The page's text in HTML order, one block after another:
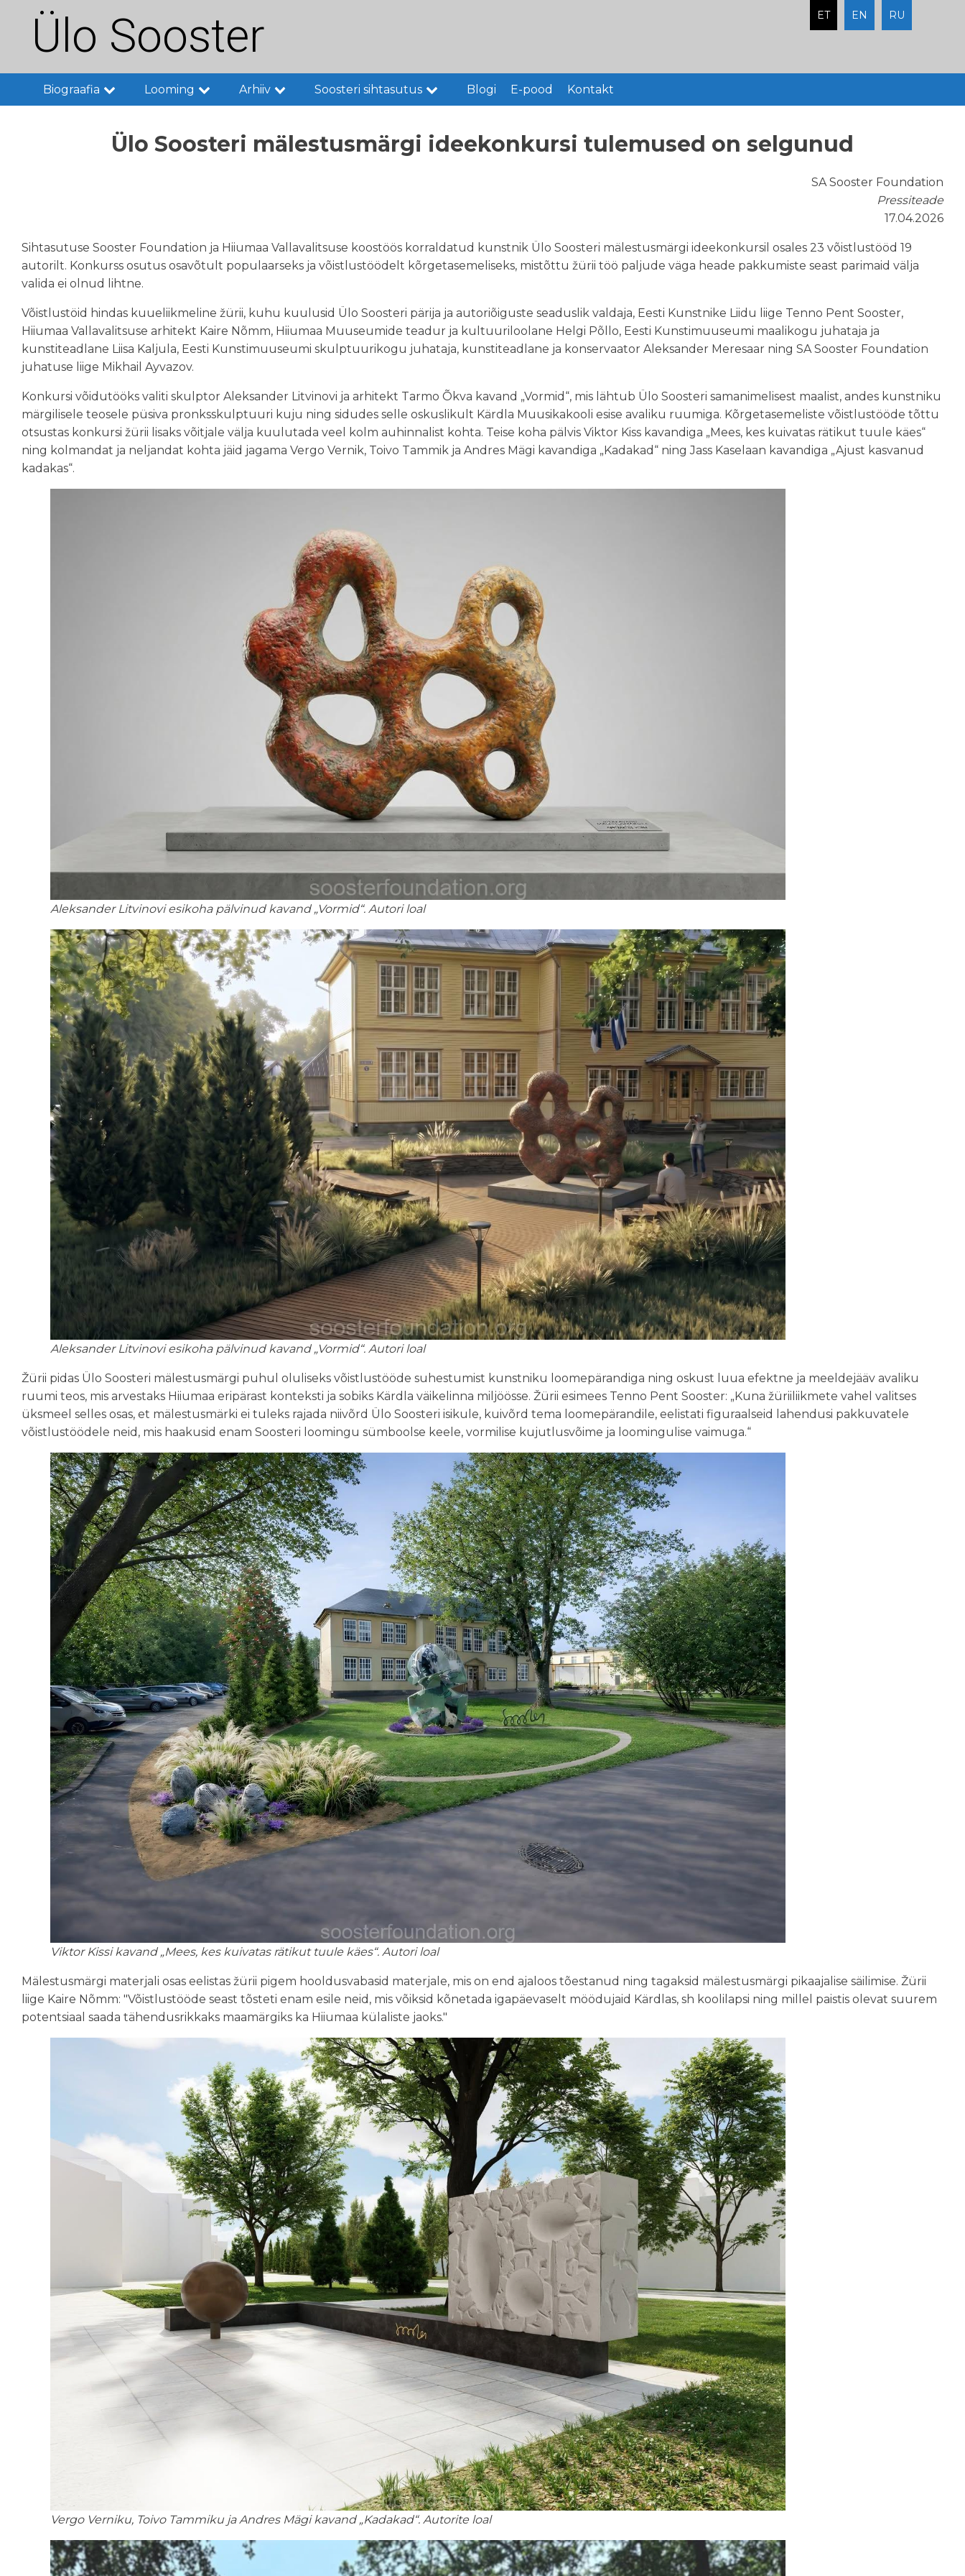
Ülo Sooster ET EN RU
Biograafia Looming Arhiiv Soosteri sihtasutus Blogi E-pood Kontakt
Ülo Soosteri mälestusmärgi ideekonkursi tulemused on selgunud
SA Sooster Foundation
Pressiteade
17.04.2026
Sihtasutuse Sooster Foundation ja Hiiumaa Vallavalitsuse koostöös korraldatud kunstnik Ülo Soosteri mälestusmärgi ideekonkursil osales 23 võistlustööd 19
autorilt. Konkurss osutus osavõtult populaarseks ja võistlustöödelt kõrgetasemeliseks, mistõttu žürii töö paljude väga heade pakkumiste seast parimaid välja
valida ei olnud lihtne.
Võistlustöid hindas kuueliikmeline žürii, kuhu kuulusid Ülo Soosteri pärija ja autoriõiguste seaduslik valdaja, Eesti Kunstnike Liidu liige Tenno Pent Sooster,
Hiiumaa Vallavalitsuse arhitekt Kaire Nõmm, Hiiumaa Muuseumide teadur ja kultuuriloolane Helgi Põllo, Eesti Kunstimuuseumi maalikogu juhataja ja
kunstiteadlane Liisa Kaljula, Eesti Kunstimuuseumi skulptuurikogu juhataja, kunstiteadlane ja konservaator Aleksander Meresaar ning SA Sooster Foundation
juhatuse liige Mikhail Ayvazov.
Konkursi võidutööks valiti skulptor Aleksander Litvinovi ja arhitekt Tarmo Õkva kavand „Vormid“, mis lähtub Ülo Soosteri samanimelisest maalist, andes kunstniku
märgilisele teosele püsiva pronksskulptuuri kuju ning sidudes selle oskuslikult Kärdla Muusikakooli esise avaliku ruumiga. Kõrgetasemeliste võistlustööde tõttu
otsustas konkursi žürii lisaks võitjale välja kuulutada veel kolm auhinnalist kohta. Teise koha pälvis Viktor Kiss kavandiga „Mees, kes kuivatas rätikut tuule käes“
ning kolmandat ja neljandat kohta jäid jagama Vergo Vernik, Toivo Tammik ja Andres Mägi kavandiga „Kadakad“ ning Jass Kaselaan kavandiga „Ajust kasvanud
kadakas“.
Aleksander Litvinovi esikoha pälvinud kavand „Vormid“. Autori loal
Aleksander Litvinovi esikoha pälvinud kavand „Vormid“. Autori loal
Žürii pidas Ülo Soosteri mälestusmärgi puhul oluliseks võistlustööde suhestumist kunstniku loomepärandiga ning oskust luua efektne ja meeldejääv avaliku
ruumi teos, mis arvestaks Hiiumaa eripärast konteksti ja sobiks Kärdla väikelinna miljöösse. Žürii esimees Tenno Pent Sooster: „Kuna žüriiliikmete vahel valitses
üksmeel selles osas, et mälestusmärki ei tuleks rajada niivõrd Ülo Soosteri isikule, kuivõrd tema loomepärandile, eelistati figuraalseid lahendusi pakkuvatele
võistlustöödele neid, mis haakusid enam Soosteri loomingu sümboolse keele, vormilise kujutlusvõime ja loomingulise vaimuga.“
Viktor Kissi kavand „Mees, kes kuivatas rätikut tuule käes“. Autori loal
Mälestusmärgi materjali osas eelistas žürii pigem hooldusvabasid materjale, mis on end ajaloos tõestanud ning tagaksid mälestusmärgi pikaajalise säilimise. Žürii
liige Kaire Nõmm: "Võistlustööde seast tõsteti enam esile neid, mis võiksid kõnetada igapäevaselt möödujaid Kärdlas, sh koolilapsi ning millel paistis olevat suurem
potentsiaal saada tähendusrikkaks maamärgiks ka Hiiumaa külaliste jaoks."
Vergo Verniku, Toivo Tammiku ja Andres Mägi kavand „Kadakad“. Autorite loal